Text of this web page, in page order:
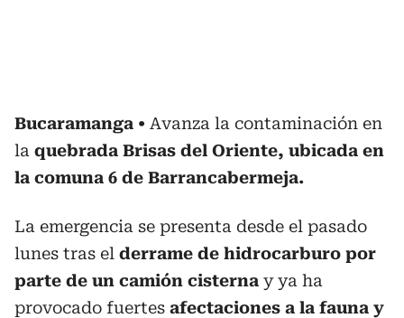
Bucaramanga
Avanza la contaminación en
la quebrada Brisas del Oriente, ubicada en
la comuna 6 de Barrancabermeja.
La emergencia se presenta desde el pasado
lunes tras el derrame de hidrocarburo por
parte de un camión cisterna y ya ha
provocado fuertes afectaciones a la fauna y